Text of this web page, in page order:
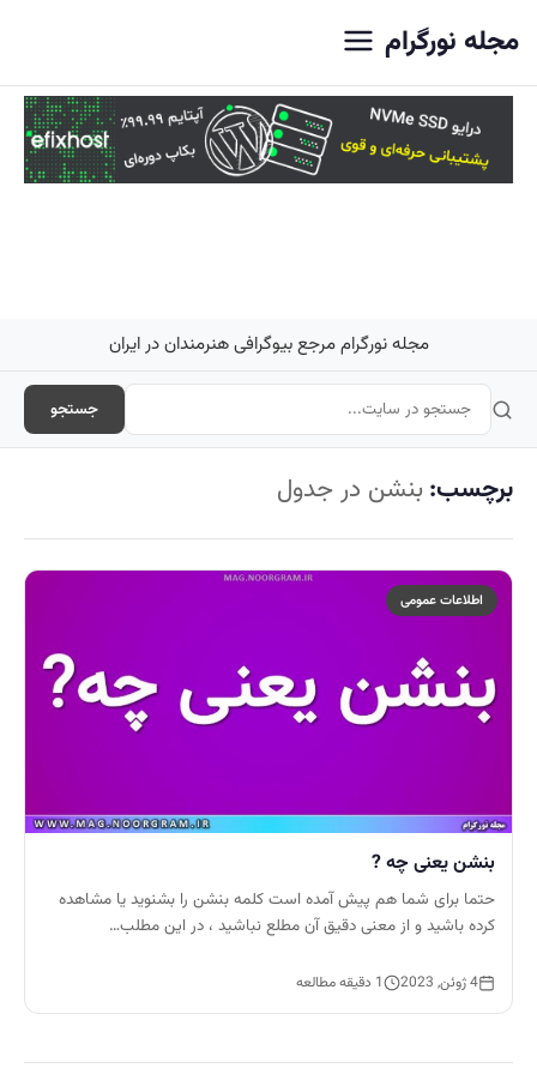
مجله نورگرام
مجله نورگرام مرجع بیوگرافی هنرمندان در ایران
جستجو
برچسب: بنشن در جدول
اطلاعات عمومی
بنشن یعنی چه ?
حتما برای شما هم پیش آمده است کلمه بنشن را بشنوید یا مشاهده
کرده باشید و از معنی دقیق آن مطلع نباشید ، در این مطلب…
4 ژوئن, 2023 1 دقیقه مطالعه